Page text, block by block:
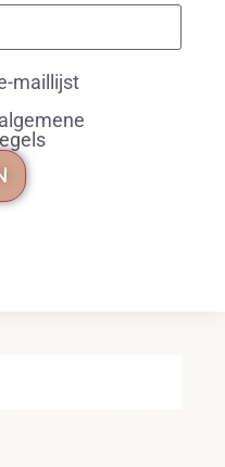
maillijst